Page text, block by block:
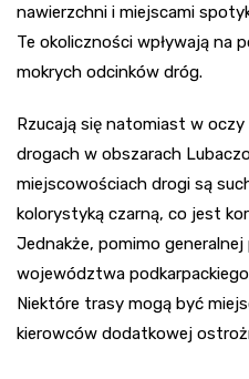
nawierzchni i miejscami
Te okoliczności wpływają na
mokrych odcinków dróg.
Rzucają się natomiast w
drogach w obszarach
miejscowościach drogi są
kolorystyką czarną, co jest
Jednakże, pomimo
województwa
Niektóre trasy mogą być
kierowców dodatkowej